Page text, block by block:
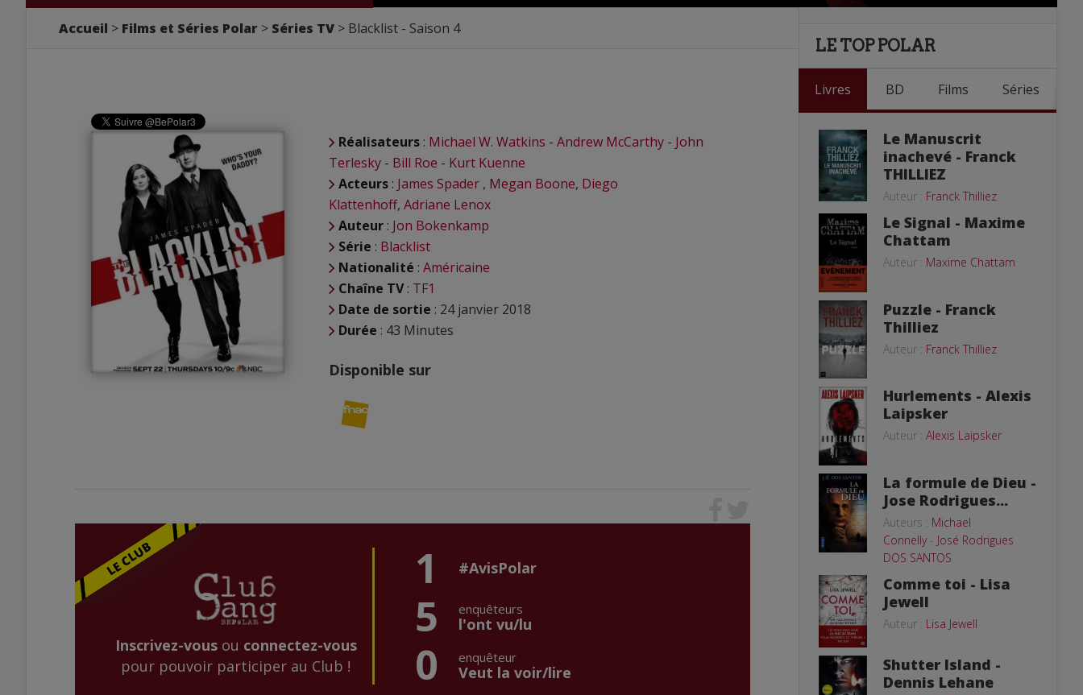
Accueil Films et Séries Polar Séries TV Blacklist - Saison 4
Réalisateurs : Michael W. Watkins - Andrew McCarthy - John
Terlesky - Bill Roe - Kurt Kuenne
Acteurs : James Spader , Megan Boone, Diego
Klattenhoff, Adriane Lenox
Auteur : Jon Bokenkamp
Série : Blacklist
Nationalité : Américaine
Chaîne TV: TF1
Date de sortie : 24 janvier 2018
Durée : 43 Minutes
Disponible sur
Inscrivez-vousou connectez-vous
pour pouvoir participer au Club !
1 #AvisPolar
5 enquêteurs
l'ont vu/lu
0 enquêteur
Veut la voir/lire
LE TOP POLAR
Livres BD Films Séries
Le Manuscrit
inachevé - Franck
THILLIEZ
Auteur : Franck Thilliez
Le Signal - Maxime
Chattam
Auteur : Maxime Chattam
Puzzle - Franck
Thilliez
Auteur : Franck Thilliez
Hurlements - Alexis
Laipsker
Auteur : Alexis Laipsker
La formule de Dieu -
Jose Rodrigues...
Auteurs : Michael
Connelly- José Rodrigues
DOS SANTOS
Comme toi - Lisa
Jewell
Auteur : Lisa Jewell
Shutter Island -
Dennis Lehane